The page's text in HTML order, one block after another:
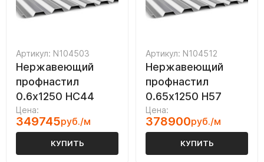
Артикул: N104503
Нержавеющий
профнастил
0.6х1250 НС44
Цена:
349745руб./м
КУПИТЬ
Артикул: N104512
Нержавеющий
профнастил
0.65х1250 Н57
Цена:
378900руб./м
КУПИТЬ